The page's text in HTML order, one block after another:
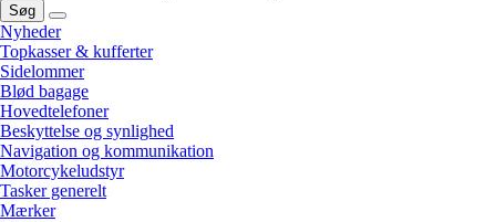
Søg
Nyheder
Topkasser & kufferter
Sidelommer
Blød bagage
Hovedtelefoner
Beskyttelse og synlighed
Navigation og kommunikation
Motorcykeludstyr
Tasker generelt
Mærker